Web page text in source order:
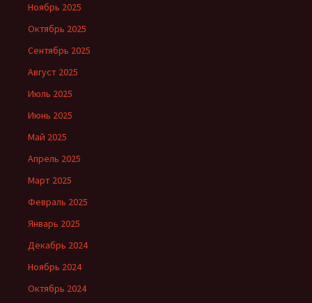
Ноябрь 2025
Октябрь 2025
Сентябрь 2025
Август 2025
Июль 2025
Июнь 2025
Май 2025
Апрель 2025
Март 2025
Февраль 2025
Январь 2025
Декабрь 2024
Ноябрь 2024
Октябрь 2024